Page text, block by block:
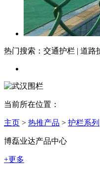
热门搜索：交通护栏 | 道路
当前所在位置：
主页 > 热推产品 > 护栏系列
博磊业达产品中心
+更多